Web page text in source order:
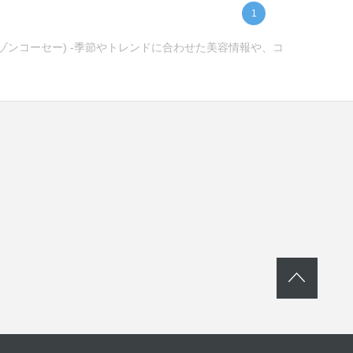
1
コーセー) -季節やトレンドに合わせた美容情報や、コ